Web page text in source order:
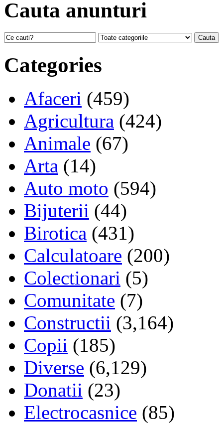
Cauta anunturi
Categories
Afaceri (459)
Agricultura (424)
Animale (67)
Arta (14)
Auto moto (594)
Bijuterii (44)
Birotica (431)
Calculatoare (200)
Colectionari (5)
Comunitate (7)
Constructii (3,164)
Copii (185)
Diverse (6,129)
Donatii (23)
Electrocasnice (85)